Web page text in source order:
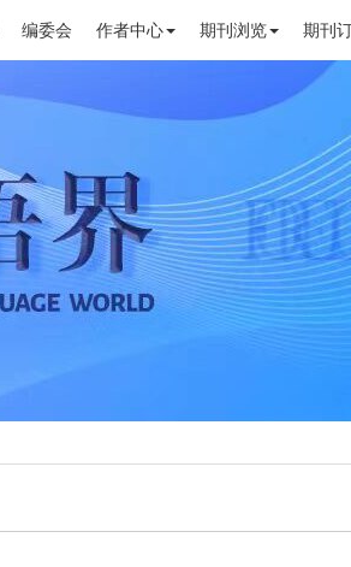
编委会 作者中心 期刊浏览 期刊